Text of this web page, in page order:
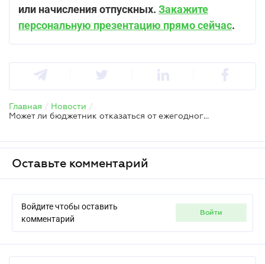
или начисления отпускных. Закажите
персональную презентацию прямо сейчас.
Главная / Новости /
Может ли бюджетник отказаться от ежегодного отпуска и получить компенсацию
Оставьте комментарий
Войдите чтобы оставить
комментарий
войти